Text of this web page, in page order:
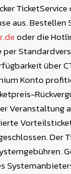
Ticket­Service
aus. Bestellen
oder die
per
über
Konto
Veranstaltung
Der